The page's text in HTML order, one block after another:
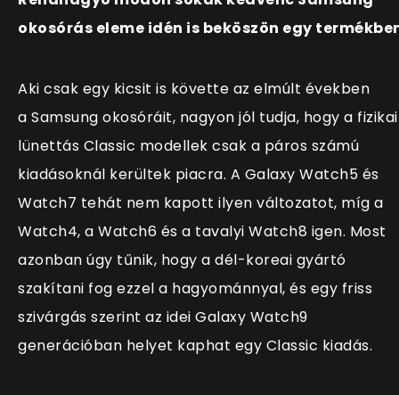
okosórás eleme idén is beköszön egy
Aki csak egy kicsit is követte az elmúlt években
a Samsung okosóráit, nagyon jól tudja, hogy a fizikai
lünettás Classic modellek csak a páros számú
kiadásoknál kerültek piacra. A Galaxy Watch5 és
Watch7 tehát nem kapott ilyen változatot, míg a
Watch4, a Watch6 és a tavalyi Watch8 igen. Most
azonban úgy tűnik, hogy a dél-koreai gyártó
szakítani fog ezzel a hagyománnyal, és egy friss
szivárgás szerint az idei Galaxy Watch9
generációban helyet kaphat egy Classic kiadás.